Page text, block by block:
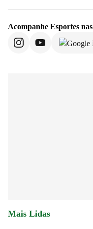
Acompanhe Esportes
Mais Lidas